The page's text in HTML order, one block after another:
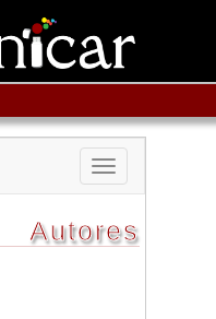
Toggle
navigation
Autores